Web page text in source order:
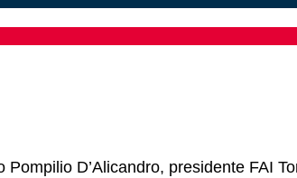
Pompilio D’Alicandro, presidente FAI